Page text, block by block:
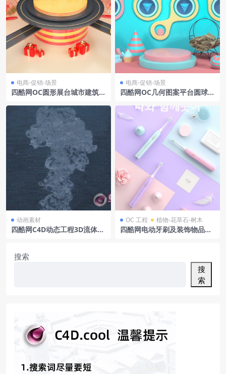
电商-促销-场景
四酷网OC圆形展台城市建筑车
电商-促销-场景
四酷网OC几何图案平台圆球圆
动画素材
四酷网C4D动态工程3D流体动
OC 工程 植物-花草石-树木
四酷网电动牙刷及装饰物品组
搜索
搜
索